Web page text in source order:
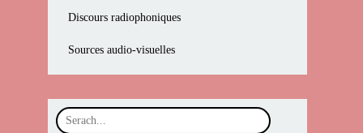
Discours radiophoniques
Sources audio-visuelles